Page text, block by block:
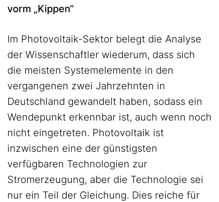
vorm „Kippen“
Im Photovoltaik-Sektor belegt die Analyse
der Wissenschaftler wiederum, dass sich
die meisten Systemelemente in den
vergangenen zwei Jahrzehnten in
Deutschland gewandelt haben, sodass ein
Wendepunkt erkennbar ist, auch wenn noch
nicht eingetreten. Photovoltaik ist
inzwischen eine der günstigsten
verfügbaren Technologien zur
Stromerzeugung, aber die Technologie sei
nur ein Teil der Gleichung. Dies reiche für